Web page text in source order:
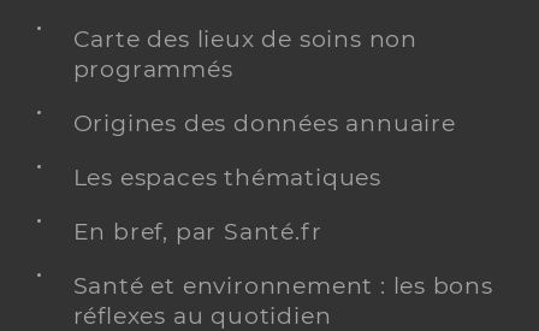
Carte des lieux de soins non
programmés
Origines des données annuaire
Les espaces thématiques
En bref, par Santé.fr
Santé et environnement : les bons
réflexes au quotidien